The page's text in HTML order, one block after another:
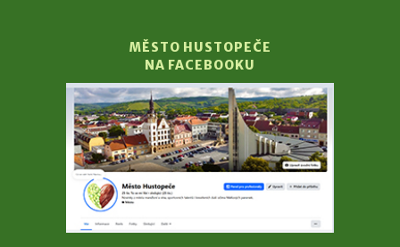
MĚSTO HUSTOPEČE
NA FACEBOOKU